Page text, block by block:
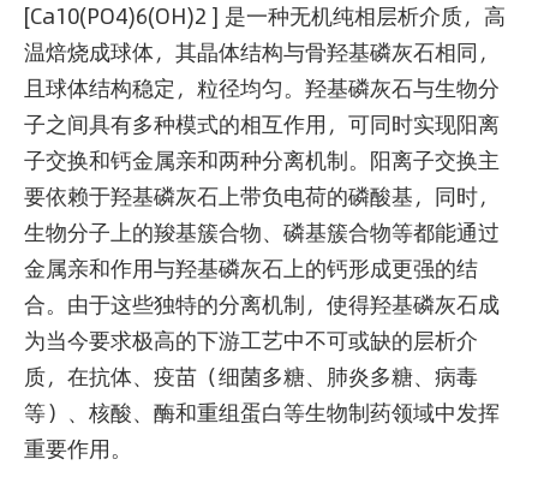
[Ca10(PO4)6(OH)2 ] 是一种无机纯相层析介质，高
温焙烧成球体，其晶体结构与骨羟基磷灰石相同，
且球体结构稳定，粒径均匀。羟基磷灰石与生物分
子之间具有多种模式的相互作用，可同时实现阳离
子交换和钙金属亲和两种分离机制。阳离子交换主
要依赖于羟基磷灰石上带负电荷的磷酸基，同时，
生物分子上的羧基簇合物、磷基簇合物等都能通过
金属亲和作用与羟基磷灰石上的钙形成更强的结
合。由于这些独特的分离机制，使得羟基磷灰石成
为当今要求极高的下游工艺中不可或缺的层析介
质，在抗体、疫苗（细菌多糖、肺炎多糖、病毒
等）、核酸、酶和重组蛋白等生物制药领域中发挥
重要作用。